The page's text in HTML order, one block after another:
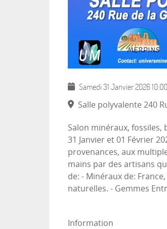
Samedi 31 Janvier 202610:00
Salle polyvalente 240
Salon minéraux, fossiles,
31 Janvier et 01 Février
provenances, aux
mains par des artisans
de: - Minéraux de:
naturelles. - Gemmes
Information